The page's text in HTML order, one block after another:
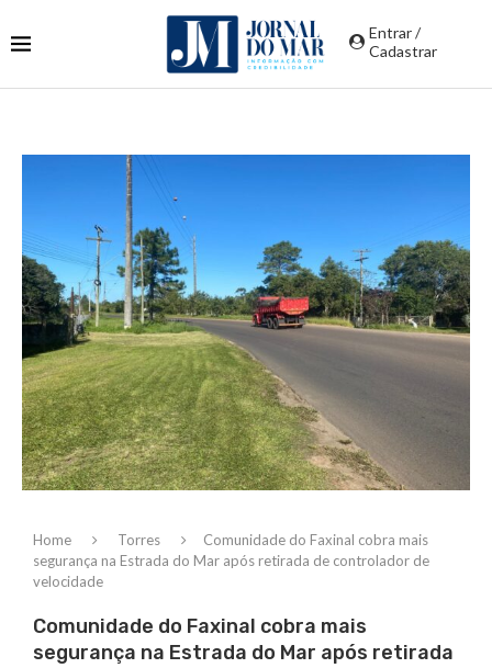
Entrar /
Cadastrar
Home Torres
Comunidade do Faxinal cobra mais
segurança na Estrada do Mar após retirada de controlador de
velocidade
Comunidade do Faxinal cobra mais
segurança na Estrada do Mar após retirada